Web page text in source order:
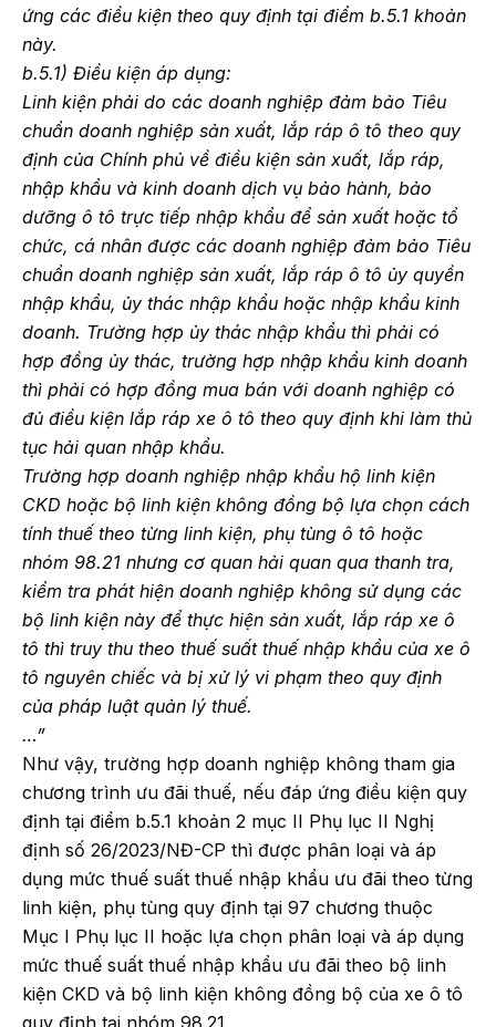
ứng các điều kiện theo quy định tại điểm b.5.1 khoản
này.
b.5.1) Điều kiện áp dụng:
Linh kiện phải do các doanh nghiệp đảm bảo Tiêu
chuẩn doanh nghiệp sản xuất, lắp ráp ô tô theo quy
định của Chính phủ về điều kiện sản xuất, lắp ráp,
nhập khẩu và kinh doanh dịch vụ bảo hành, bảo
dưỡng ô tô trực tiếp nhập khẩu để sản xuất hoặc tổ
chức, cá nhân được các doanh nghiệp đảm bảo Tiêu
chuẩn doanh nghiệp sản xuất, lắp ráp ô tô ủy quyền
nhập khẩu, ủy thác nhập khẩu hoặc nhập khẩu kinh
doanh. Trường hợp ủy thác nhập khẩu thì phải có
hợp đồng ủy thác, trường hợp nhập khẩu kinh doanh
thì phải có hợp đồng mua bán với doanh nghiệp có
đủ điều kiện lắp ráp xe ô tô theo quy định khi làm thủ
tục hải quan nhập khẩu.
Trường hợp doanh nghiệp nhập khẩu hộ linh kiện
CKD hoặc bộ linh kiện không đồng bộ lựa chọn cách
tính thuế theo từng linh kiện, phụ tùng ô tô hoặc
nhóm 98.21 nhưng cơ quan hải quan qua thanh tra,
kiểm tra phát hiện doanh nghiệp không sử dụng các
bộ linh kiện này để thực hiện sản xuất, lắp ráp xe ô
tô thì truy thu theo thuế suất thuế nhập khẩu của xe ô
tô nguyên chiếc và bị xử lý vi phạm theo quy định
của pháp luật quản lý thuế.
…”
Như vậy, trường hợp doanh nghiệp không tham gia
chương trình ưu đãi thuế, nếu đáp ứng điều kiện quy
định tại điểm b.5.1 khoản 2 mục II Phụ lục II Nghị
định số 26/2023/NĐ-CP thì được phân loại và áp
dụng mức thuế suất thuế nhập khẩu ưu đãi theo từng
linh kiện, phụ tùng quy định tại 97 chương thuộc
Mục I Phụ lục II hoặc lựa chọn phân loại và áp dụng
mức thuế suất thuế nhập khẩu ưu đãi theo bộ linh
kiện CKD và bộ linh kiện không đồng bộ của xe ô tô